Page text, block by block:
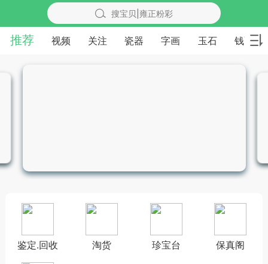
搜宝贝|雍正粉彩
推荐 视频 关注 瓷器 字画 玉石 钱币
鉴定.回收 淘货 珍宝台 保真阁